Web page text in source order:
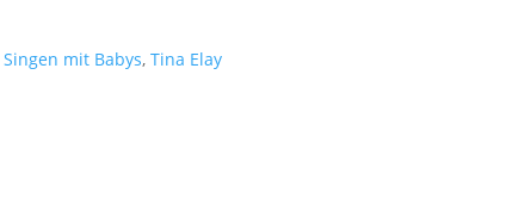
Singen mit Babys, Tina Elay